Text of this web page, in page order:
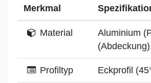
Merkmal
Material
Aluminium
Profiltyp Eckprofil